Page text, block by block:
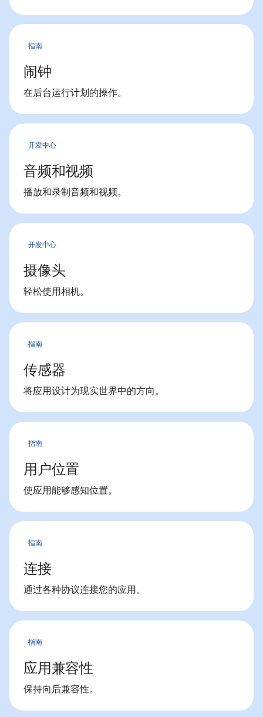
指南
闹钟
在后台运行计划的操作。
开发中心
音频和视频
播放和录制音频和视频。
开发中心
摄像头
轻松使用相机。
指南
传感器
将应用设计为现实世界中的方向。
指南
用户位置
使应用能够感知位置。
指南
连接
通过各种协议连接您的应用。
指南
应用兼容性
保持向后兼容性。